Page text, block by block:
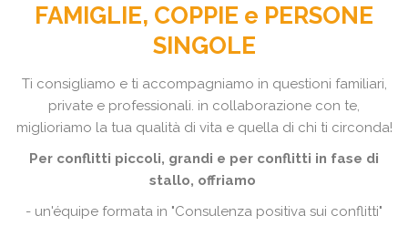
FAMIGLIE, COPPIE e PERSONE
SINGOLE
Ti consigliamo e ti accompagniamo in questioni familiari,
private e professionali. in collaborazione con te,
miglioriamo la tua qualità di vita e quella di chi ti circonda!
Per conflitti piccoli, grandi e per conflitti in fase di
stallo, offriamo
- un'équipe formata in "Consulenza positiva sui conflitti"